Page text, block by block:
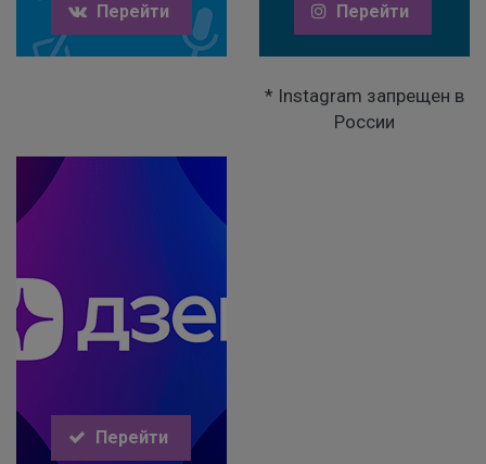
Перейти Перейти
* Instagram запрещен в
России
Перейти